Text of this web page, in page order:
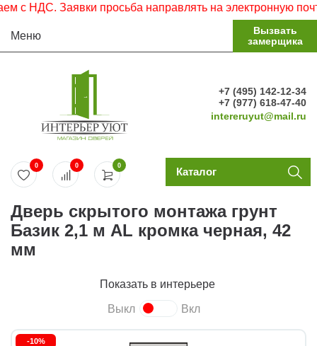
НДС. Заявки просьба направлять на электронную почту.
Меню
Вызвать
замерщика
+7 (495) 142-12-34
+7 (977) 618-47-40
intereruyut@mail.ru
0
0 0 Каталог
Дверь скрытого монтажа грунт
Базик 2,1 м AL кромка черная, 42
мм
Показать в интерьере
Выкл Вкл
-10%